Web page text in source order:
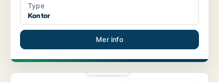
Type
Kontor
Mer info
Kontor i Göteborg Centrum